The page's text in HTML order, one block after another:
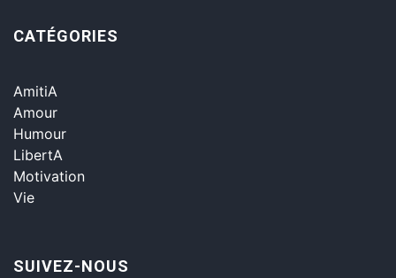
CATÉGORIES
AmitiA
Amour
Humour
LibertA
Motivation
Vie
SUIVEZ-NOUS